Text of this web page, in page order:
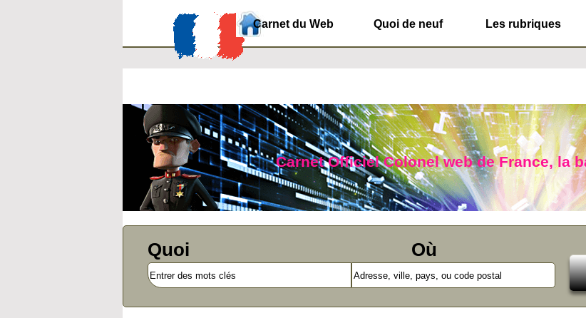
Carnet du Web Quoi de neuf Les rubriques
Carnet Officiel Colonel web de France, la
Quoi Où